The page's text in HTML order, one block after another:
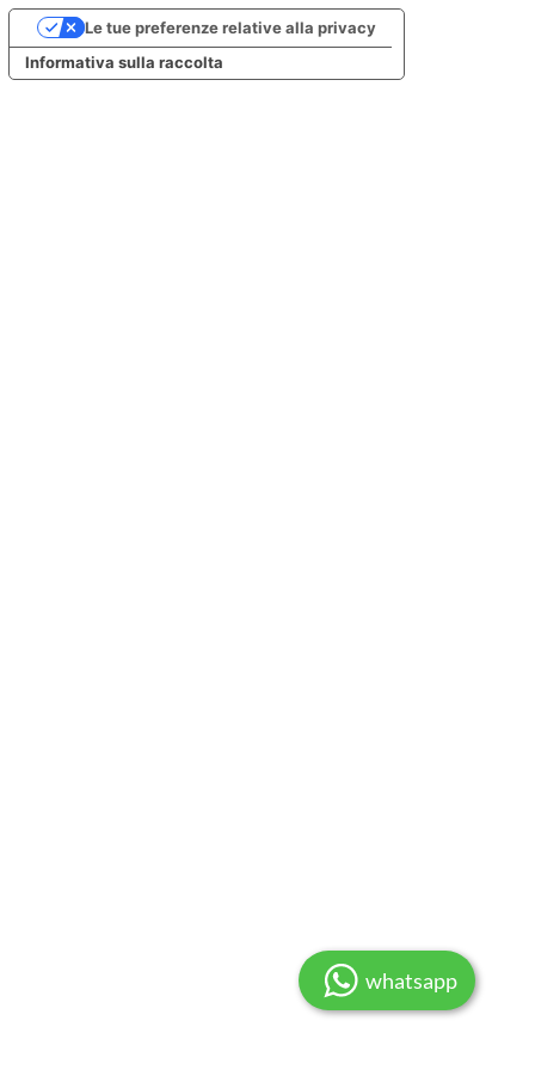
Informativa sulla raccolta
Le tue preferenze relative alla privacy
whatsapp